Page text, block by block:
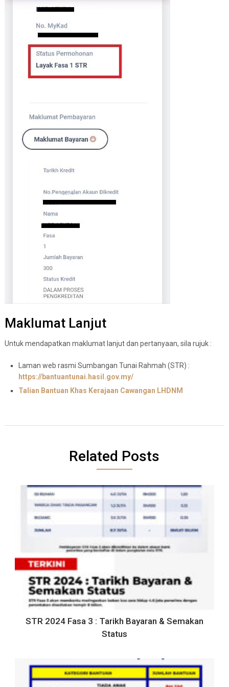
Maklumat Lanjut
Untuk mendapatkan maklumat lanjut dan pertanyaan, sila rujuk :
Laman web rasmi Sumbangan Tunai Rahmah (STR) :
https://bantuantunai.hasil.gov.my/
Talian Bantuan Khas Kerajaan Cawangan LHDNM
Related Posts
STR 2024 Fasa 3 : Tarikh Bayaran & Semakan
Status